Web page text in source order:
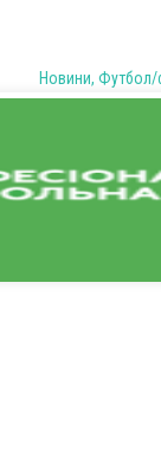
Новини, Футбол/